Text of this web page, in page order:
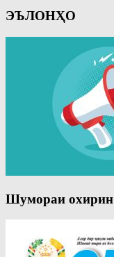
ЭЪЛОНҲО
Шумораи охирин